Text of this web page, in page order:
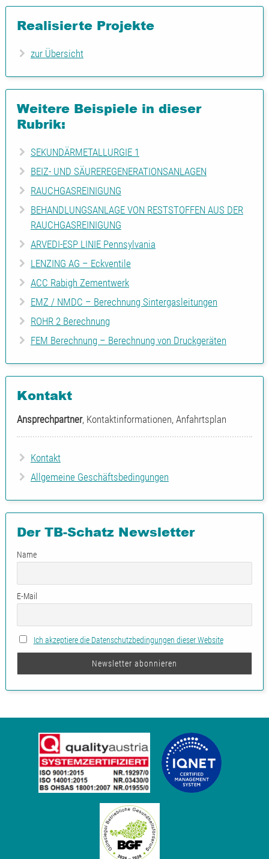
Realisierte Projekte
zur Übersicht
Weitere Beispiele in dieser
Rubrik:
SEKUNDÄRMETALLURGIE 1
BEIZ- UND SÄUREREGENERATIONSANLAGEN
RAUCHGASREINIGUNG
BEHANDLUNGSANLAGE VON RESTSTOFFEN AUS DER
RAUCHGASREINIGUNG
ARVEDI-ESP LINIE Pennsylvania
LENZING AG – Eckventile
ACC Rabigh Zementwerk
EMZ / NMDC – Berechnung Sintergasleitungen
ROHR 2 Berechnung
FEM Berechnung – Berechnung von Druckgeräten
Kontakt
Ansprechpartner, Kontaktinformationen, Anfahrtsplan
Kontakt
Allgemeine Geschäftsbedingungen
Der TB-Schatz Newsletter
Name
E-Mail
Ich akzeptiere die Datenschutzbedingungen dieser Website